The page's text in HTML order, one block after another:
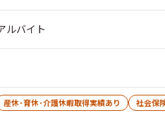
ルバイト
産休･育休･介護休暇取得実績あり
社会保